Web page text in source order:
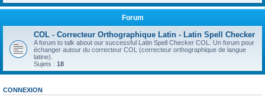
Forum
COL - Correcteur Orthographique Latin - Latin Spell Checker
A forum to talk about our successful Latin Spell Checker COL. Un forum pour
échanger autour du correcteur COL (correcteur orthographique de langue
latine).
Sujets : 18
CONNEXION